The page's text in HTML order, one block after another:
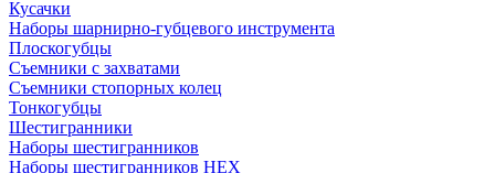
Кусачки
Наборы шарнирно-губцевого инструмента
Плоскогубцы
Съемники с захватами
Съемники стопорных колец
Тонкогубцы
Шестигранники
Наборы шестигранников
Наборы шестигранников HEX